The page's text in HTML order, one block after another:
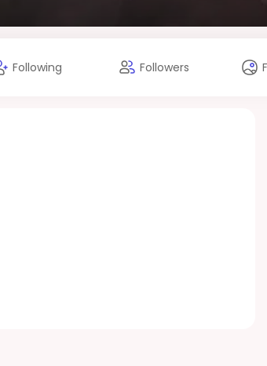
Following Followers